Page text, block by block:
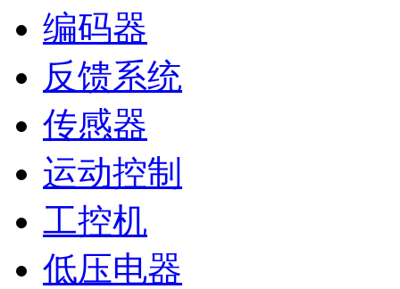
编码器
反馈系统
传感器
运动控制
工控机
低压电器